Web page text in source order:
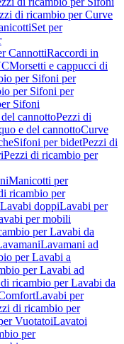
di ricambio per Curve
Set per
CannottiRaccordi in
Morsetti e cappucci di
per Sifoni per
per Sifoni per
Sifoni
cannottoPezzi di
e del cannottoCurve
Sifoni per bidetPezzi di
Pezzi di ricambio per
Manicotti per
ricambio per
doppiLavabi per
per mobili
per Lavabi da
Lavamani ad
per Lavabi a
per Lavabi ad
ricambio per Lavabi da
Lavabi per
di ricambio per
VuotatoiLavatoi
per